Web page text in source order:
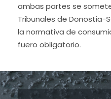
ambas partes se
Tribunales de Donostia-
la normativa de
fuero obligatorio.